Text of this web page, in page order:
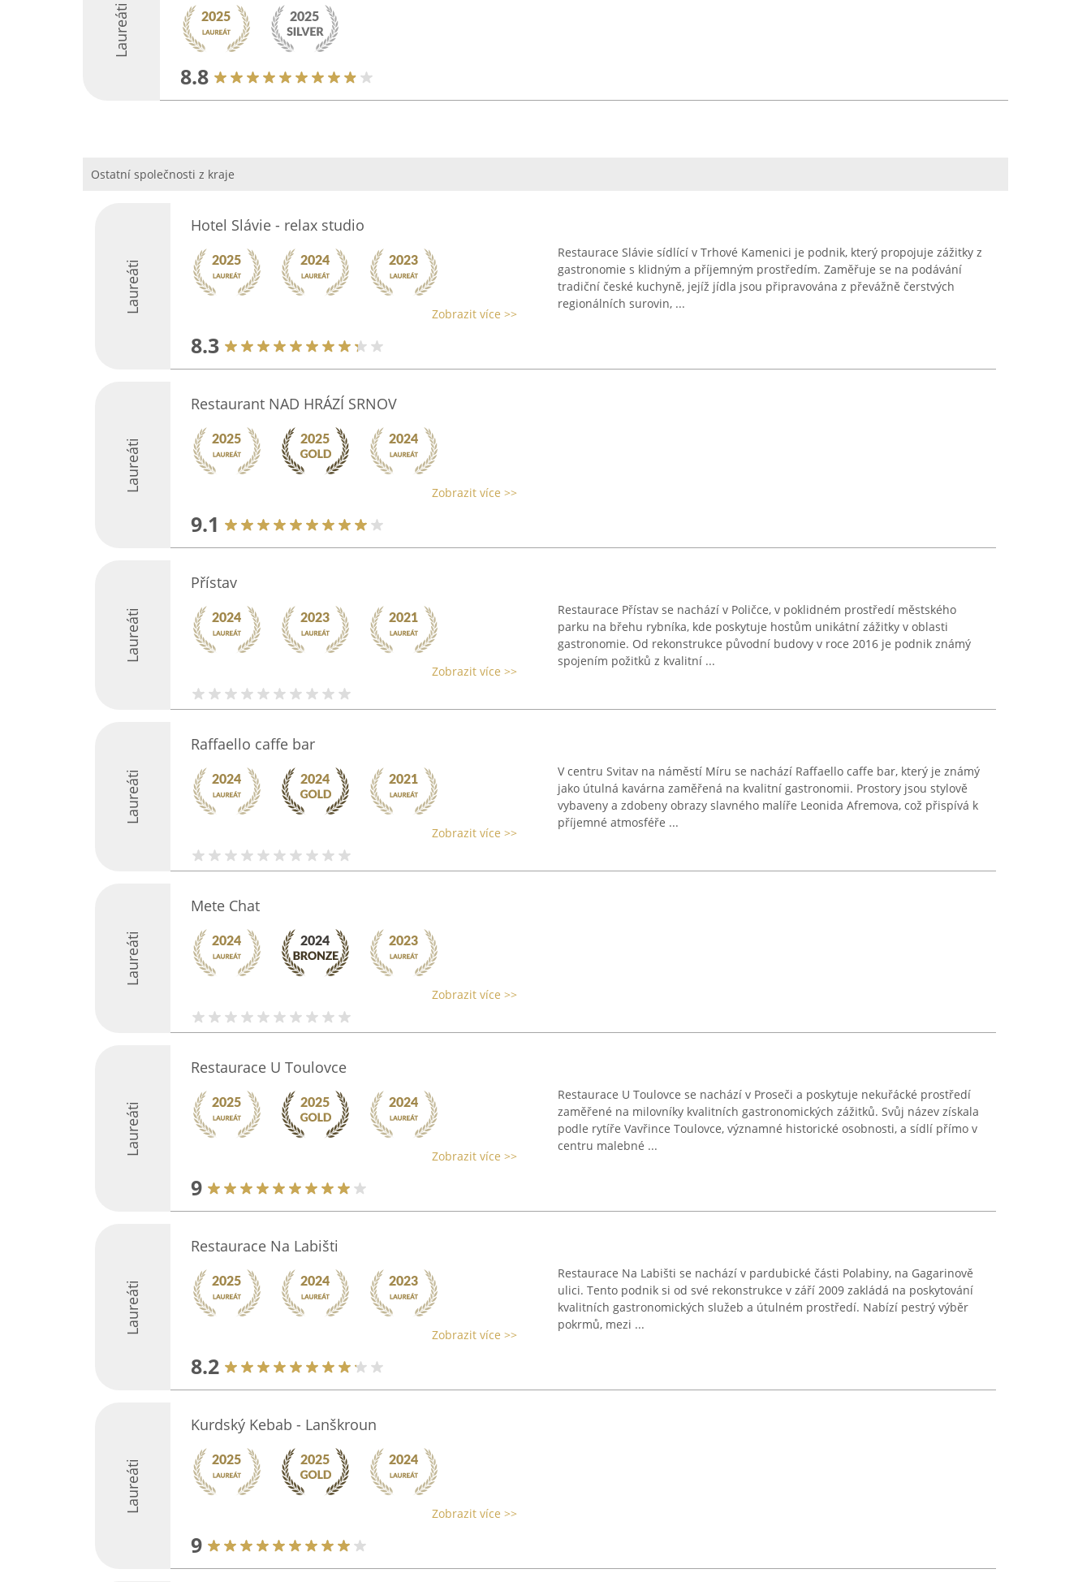
Laureáti
8.8
Ostatní společnosti z kraje
Laureáti
Hotel Slávie - relax studio
Zobrazit více >>
8.3
Restaurace Slávie sídlící v Trhové Kamenici je podnik, který propojuje zážitky z
gastronomie s klidným a příjemným prostředím. Zaměřuje se na podávání
tradiční české kuchyně, jejíž jídla jsou připravována z převážně čerstvých
regionálních surovin, ...
Laureáti
Restaurant NAD HRÁZÍ SRNOV
Zobrazit více >>
9.1
Laureáti
Přístav
Zobrazit více >>
Restaurace Přístav se nachází v Poličce, v poklidném prostředí městského
parku na břehu rybníka, kde poskytuje hostům unikátní zážitky v oblasti
gastronomie. Od rekonstrukce původní budovy v roce 2016 je podnik známý
spojením požitků z kvalitní ...
Laureáti
Raffaello caffe bar
Zobrazit více >>
V centru Svitav na náměstí Míru se nachází Raffaello caffe bar, který je známý
jako útulná kavárna zaměřená na kvalitní gastronomii. Prostory jsou stylově
vybaveny a zdobeny obrazy slavného malíře Leonida Afremova, což přispívá k
příjemné atmosféře ...
Laureáti
Mete Chat
Zobrazit více >>
Laureáti
Restaurace U Toulovce
Zobrazit více >>
9
Restaurace U Toulovce se nachází v Proseči a poskytuje nekuřácké prostředí
zaměřené na milovníky kvalitních gastronomických zážitků. Svůj název získala
podle rytíře Vavřince Toulovce, významné historické osobnosti, a sídlí přímo v
centru malebné ...
Laureáti
Restaurace Na Labišti
Zobrazit více >>
8.2
Restaurace Na Labišti se nachází v pardubické části Polabiny, na Gagarinově
ulici. Tento podnik si od své rekonstrukce v září 2009 zakládá na poskytování
kvalitních gastronomických služeb a útulném prostředí. Nabízí pestrý výběr
pokrmů, mezi ...
Laureáti
Kurdský Kebab - Lanškroun
Zobrazit více >>
9